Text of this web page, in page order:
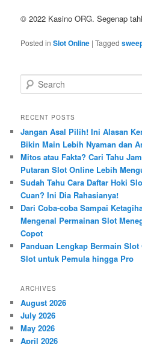
© 2022 Kasino ORG. Segenap
Posted in Slot Online |Tagged
e
r
h
RECENT POSTS
Jangan Asal Pilih! Ini Alasan
Bikin Main Lebih Nyaman dan
Mitos atau Fakta? Cari Tahu
Putaran Slot Online Lebih
Sudah Tahu Cara Daftar Hoki
Cuan? Ini Dia Rahasianya!
Dari Coba-coba Sampai
Mengenal Permainan Slot
Copot
Panduan Lengkap Bermain
Slot untuk Pemula hingga Pro
ARCHIVES
August 2026
July 2026
May 2026
April 2026